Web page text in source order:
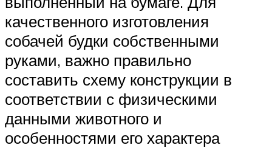
качественного изготовления
собачей будки собственными
руками, важно правильно
составить схему конструкции в
соответствии с физическими
данными животного и
особенностями его характера